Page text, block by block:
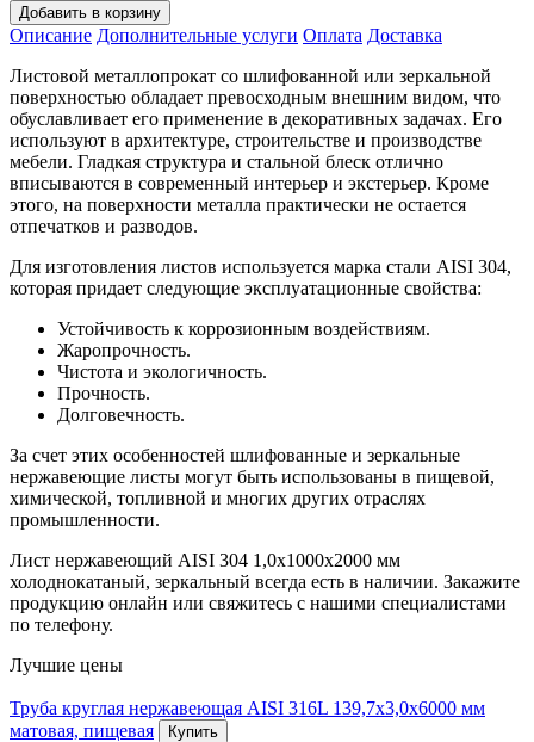
Добавить в корзину
Oписание Дополнительные услуги Оплата Доставка
Листовой металлопрокат со шлифованной или зеркальной
поверхностью обладает превосходным внешним видом, что
обуславливает его применение в декоративных задачах. Его
используют в архитектуре, строительстве и производстве
мебели. Гладкая структура и стальной блеск отлично
вписываются в современный интерьер и экстерьер. Кроме
этого, на поверхности металла практически не остается
отпечатков и разводов.
Для изготовления листов используется марка стали AISI 304,
которая придает следующие эксплуатационные свойства:
Устойчивость к коррозионным воздействиям.
Жаропрочность.
Чистота и экологичность.
Прочность.
Долговечность.
За счет этих особенностей шлифованные и зеркальные
нержавеющие листы могут быть использованы в пищевой,
химической, топливной и многих других отраслях
промышленности.
Лист нержавеющий AISI 304 1,0х1000х2000 мм
холоднокатаный, зеркальный всегда есть в наличии. Закажите
продукцию онлайн или свяжитесь с нашими специалистами
по телефону.
Лучшие цены
Труба круглая нержавеющая AISI 316L 139,7х3,0х6000 мм
матовая, пищевая
Купить